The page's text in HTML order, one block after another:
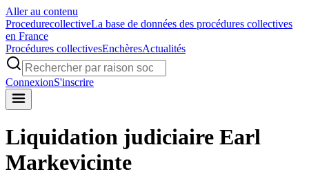
Aller au contenu
ProcedurecollectiveLa base de données des procédures collectives
en France
Procédures collectivesEnchèresActualités
ConnexionS'inscrire
Liquidation judiciaire Earl
Markevicinte